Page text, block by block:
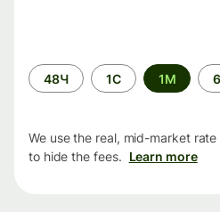
Time
period
48Ч 1С 1М
We use the real, mid-market
to hide the fees. Learn more